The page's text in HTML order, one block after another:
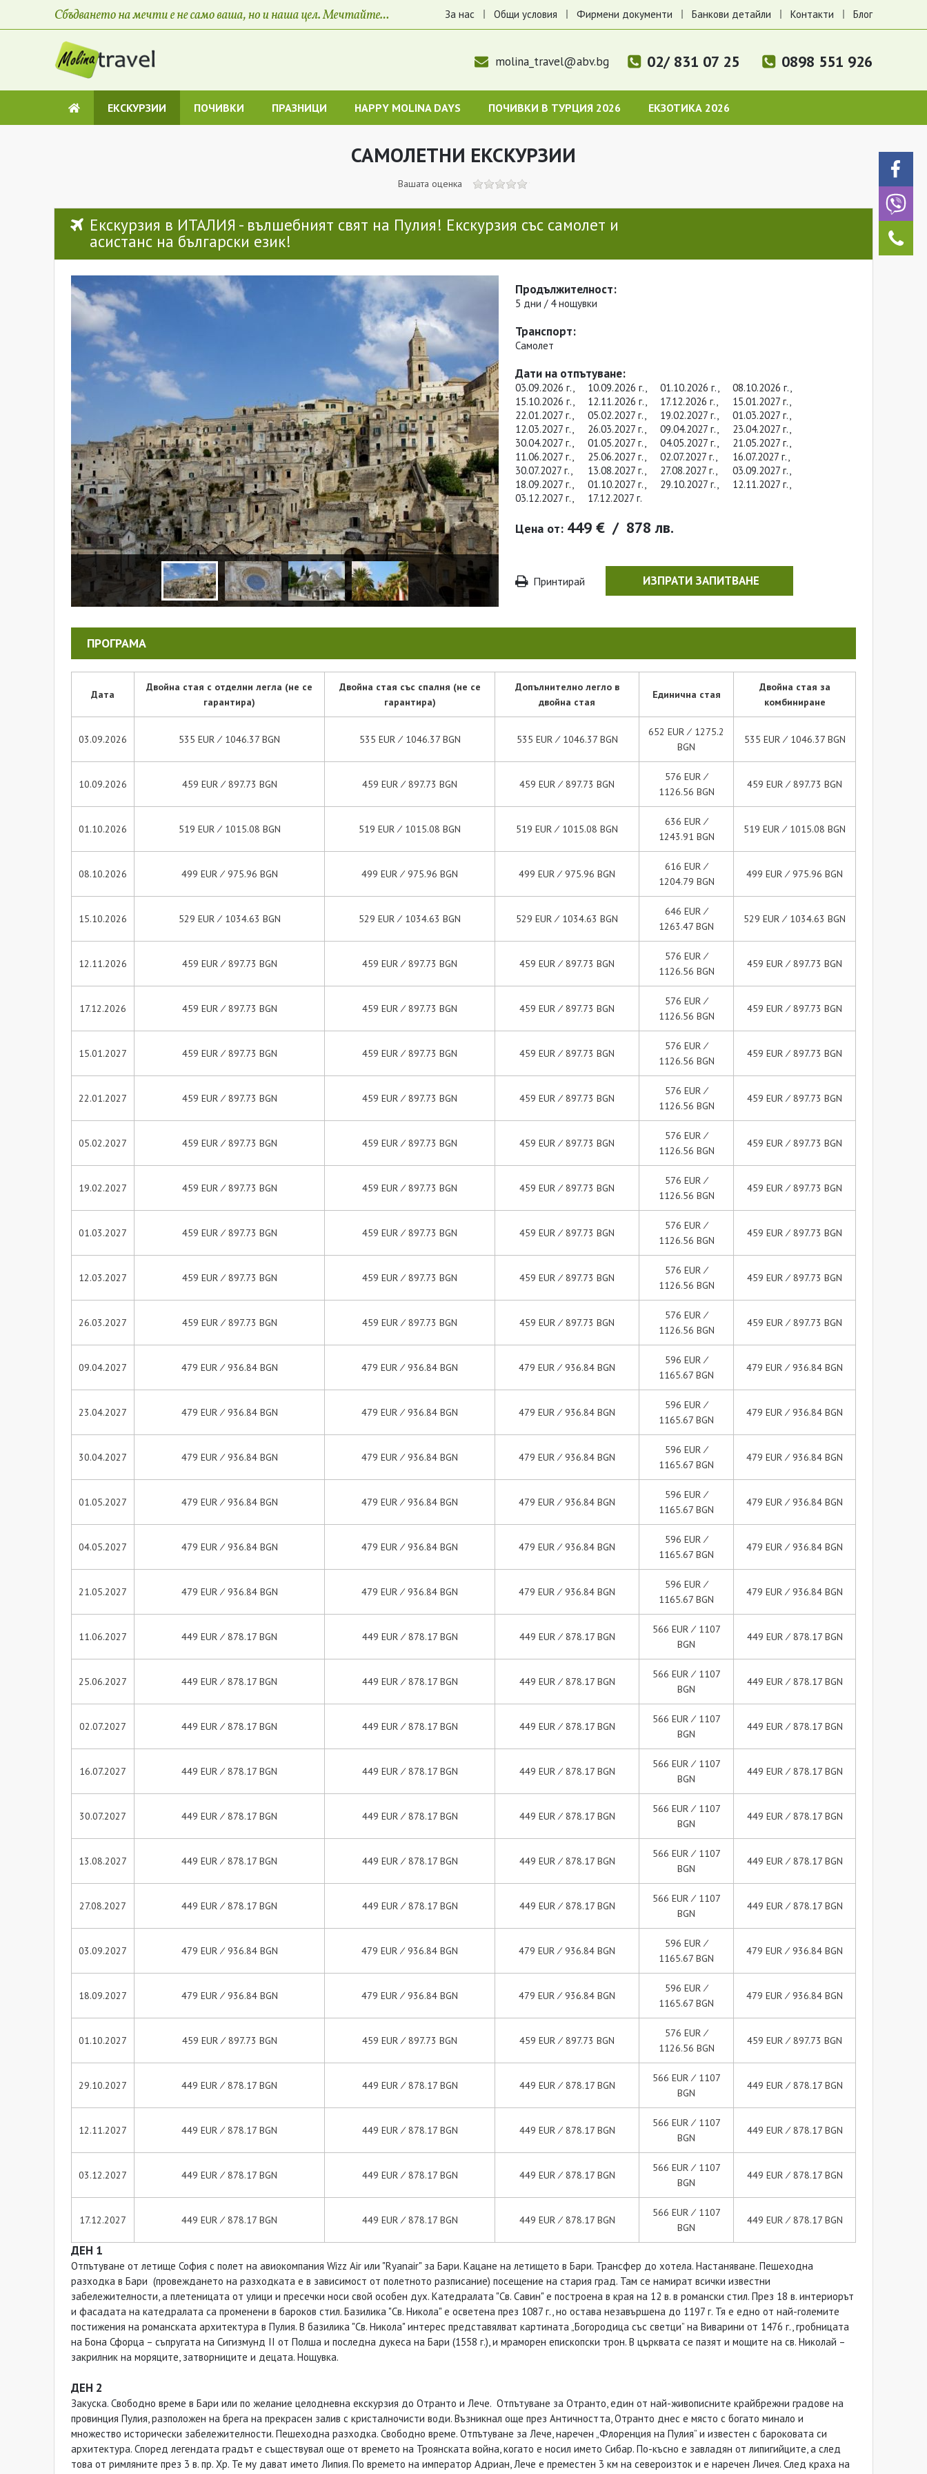
За нас Общи условия Фирмени документи Банкови детайли Контакти Блог
02/ 831 07 25 0898 551 926
molina_travel@abv.bg
ЕКСКУРЗИИ ПОЧИВКИ ПРАЗНИЦИ HAPPY MOLINA DAYS ПОЧИВКИ В ТУРЦИЯ 2026 ЕКЗОТИКА 2026
САМОЛЕТНИ ЕКСКУРЗИИ
Вашата оценка
Екскурзия в ИТАЛИЯ - вълшебният свят на Пулия! Екскурзия със самолет и
асистанс на български език!
Продължителност:
5 дни / 4 нощувки
Транспорт:
Самолет
Дати на отпътуване:
03.09.2026 г., 10.09.2026 г., 01.10.2026 г.,
08.10.2026 г.,
15.10.2026 г.,
12.11.2026 г., 17.12.2026 г.,
15.01.2027 г.,
22.01.2027 г.,
05.02.2027 г., 19.02.2027 г.,
01.03.2027 г.,
12.03.2027 г.,
26.03.2027 г., 09.04.2027 г.,
23.04.2027 г.,
30.04.2027 г.,
01.05.2027 г., 04.05.2027 г.,
21.05.2027 г.,
11.06.2027 г.,
25.06.2027 г., 02.07.2027 г.,
16.07.2027 г.,
30.07.2027 г.,
13.08.2027 г., 27.08.2027 г.,
03.09.2027 г.,
18.09.2027 г.,
01.10.2027 г., 29.10.2027 г.,
12.11.2027 г.,
03.12.2027 г.,
17.12.2027 г.
Цена от: 449 € / 878 лв.
Принтирай ИЗПРАТИ ЗАПИТВАНЕ
ПРОГРАМА
Дата
Двойна стая с отделни легла (не се
гарантира)
Двойна стая със спалня (не се
гарантира)
Допълнително легло в
двойна стая
Единична стая
Двойна стая за
комбиниране
03.09.2026 535 EUR ∕ 1046.37 BGN 535 EUR ∕ 1046.37 BGN 535 EUR ∕ 1046.37 BGN
652 EUR ∕ 1275.2
BGN
535 EUR ∕ 1046.37 BGN
10.09.2026 459 EUR ∕ 897.73 BGN 459 EUR ∕ 897.73 BGN 459 EUR ∕ 897.73 BGN
576 EUR ∕
1126.56 BGN
459 EUR ∕ 897.73 BGN
01.10.2026 519 EUR ∕ 1015.08 BGN 519 EUR ∕ 1015.08 BGN 519 EUR ∕ 1015.08 BGN
636 EUR ∕
1243.91 BGN
519 EUR ∕ 1015.08 BGN
08.10.2026 499 EUR ∕ 975.96 BGN 499 EUR ∕ 975.96 BGN 499 EUR ∕ 975.96 BGN
616 EUR ∕
1204.79 BGN
499 EUR ∕ 975.96 BGN
15.10.2026 529 EUR ∕ 1034.63 BGN 529 EUR ∕ 1034.63 BGN 529 EUR ∕ 1034.63 BGN
646 EUR ∕
1263.47 BGN
529 EUR ∕ 1034.63 BGN
12.11.2026 459 EUR ∕ 897.73 BGN 459 EUR ∕ 897.73 BGN 459 EUR ∕ 897.73 BGN
576 EUR ∕
1126.56 BGN
459 EUR ∕ 897.73 BGN
17.12.2026 459 EUR ∕ 897.73 BGN 459 EUR ∕ 897.73 BGN 459 EUR ∕ 897.73 BGN
576 EUR ∕
1126.56 BGN
459 EUR ∕ 897.73 BGN
15.01.2027 459 EUR ∕ 897.73 BGN 459 EUR ∕ 897.73 BGN 459 EUR ∕ 897.73 BGN
576 EUR ∕
1126.56 BGN
459 EUR ∕ 897.73 BGN
22.01.2027 459 EUR ∕ 897.73 BGN 459 EUR ∕ 897.73 BGN 459 EUR ∕ 897.73 BGN
576 EUR ∕
1126.56 BGN
459 EUR ∕ 897.73 BGN
05.02.2027 459 EUR ∕ 897.73 BGN 459 EUR ∕ 897.73 BGN 459 EUR ∕ 897.73 BGN
576 EUR ∕
1126.56 BGN
459 EUR ∕ 897.73 BGN
19.02.2027 459 EUR ∕ 897.73 BGN 459 EUR ∕ 897.73 BGN 459 EUR ∕ 897.73 BGN
576 EUR ∕
1126.56 BGN
459 EUR ∕ 897.73 BGN
01.03.2027 459 EUR ∕ 897.73 BGN 459 EUR ∕ 897.73 BGN 459 EUR ∕ 897.73 BGN
576 EUR ∕
1126.56 BGN
459 EUR ∕ 897.73 BGN
12.03.2027 459 EUR ∕ 897.73 BGN 459 EUR ∕ 897.73 BGN 459 EUR ∕ 897.73 BGN
576 EUR ∕
1126.56 BGN
459 EUR ∕ 897.73 BGN
26.03.2027 459 EUR ∕ 897.73 BGN 459 EUR ∕ 897.73 BGN 459 EUR ∕ 897.73 BGN
576 EUR ∕
1126.56 BGN
459 EUR ∕ 897.73 BGN
09.04.2027 479 EUR ∕ 936.84 BGN 479 EUR ∕ 936.84 BGN 479 EUR ∕ 936.84 BGN
596 EUR ∕
1165.67 BGN
479 EUR ∕ 936.84 BGN
23.04.2027 479 EUR ∕ 936.84 BGN 479 EUR ∕ 936.84 BGN 479 EUR ∕ 936.84 BGN
596 EUR ∕
1165.67 BGN
479 EUR ∕ 936.84 BGN
30.04.2027 479 EUR ∕ 936.84 BGN 479 EUR ∕ 936.84 BGN 479 EUR ∕ 936.84 BGN
596 EUR ∕
1165.67 BGN
479 EUR ∕ 936.84 BGN
01.05.2027 479 EUR ∕ 936.84 BGN 479 EUR ∕ 936.84 BGN 479 EUR ∕ 936.84 BGN
596 EUR ∕
1165.67 BGN
479 EUR ∕ 936.84 BGN
04.05.2027 479 EUR ∕ 936.84 BGN 479 EUR ∕ 936.84 BGN 479 EUR ∕ 936.84 BGN
596 EUR ∕
1165.67 BGN
479 EUR ∕ 936.84 BGN
21.05.2027 479 EUR ∕ 936.84 BGN 479 EUR ∕ 936.84 BGN 479 EUR ∕ 936.84 BGN
596 EUR ∕
1165.67 BGN
479 EUR ∕ 936.84 BGN
11.06.2027 449 EUR ∕ 878.17 BGN 449 EUR ∕ 878.17 BGN 449 EUR ∕ 878.17 BGN
566 EUR ∕ 1107
BGN
449 EUR ∕ 878.17 BGN
25.06.2027 449 EUR ∕ 878.17 BGN 449 EUR ∕ 878.17 BGN 449 EUR ∕ 878.17 BGN
566 EUR ∕ 1107
BGN
449 EUR ∕ 878.17 BGN
02.07.2027 449 EUR ∕ 878.17 BGN 449 EUR ∕ 878.17 BGN 449 EUR ∕ 878.17 BGN
566 EUR ∕ 1107
BGN
449 EUR ∕ 878.17 BGN
16.07.2027 449 EUR ∕ 878.17 BGN 449 EUR ∕ 878.17 BGN 449 EUR ∕ 878.17 BGN
566 EUR ∕ 1107
BGN
449 EUR ∕ 878.17 BGN
30.07.2027 449 EUR ∕ 878.17 BGN 449 EUR ∕ 878.17 BGN 449 EUR ∕ 878.17 BGN
566 EUR ∕ 1107
BGN
449 EUR ∕ 878.17 BGN
13.08.2027 449 EUR ∕ 878.17 BGN 449 EUR ∕ 878.17 BGN 449 EUR ∕ 878.17 BGN
566 EUR ∕ 1107
BGN
449 EUR ∕ 878.17 BGN
27.08.2027 449 EUR ∕ 878.17 BGN 449 EUR ∕ 878.17 BGN 449 EUR ∕ 878.17 BGN
566 EUR ∕ 1107
BGN
449 EUR ∕ 878.17 BGN
03.09.2027 479 EUR ∕ 936.84 BGN 479 EUR ∕ 936.84 BGN 479 EUR ∕ 936.84 BGN
596 EUR ∕
1165.67 BGN
479 EUR ∕ 936.84 BGN
18.09.2027 479 EUR ∕ 936.84 BGN 479 EUR ∕ 936.84 BGN 479 EUR ∕ 936.84 BGN
596 EUR ∕
1165.67 BGN
479 EUR ∕ 936.84 BGN
01.10.2027 459 EUR ∕ 897.73 BGN 459 EUR ∕ 897.73 BGN 459 EUR ∕ 897.73 BGN
576 EUR ∕
1126.56 BGN
459 EUR ∕ 897.73 BGN
29.10.2027 449 EUR ∕ 878.17 BGN 449 EUR ∕ 878.17 BGN 449 EUR ∕ 878.17 BGN
566 EUR ∕ 1107
BGN
449 EUR ∕ 878.17 BGN
12.11.2027 449 EUR ∕ 878.17 BGN 449 EUR ∕ 878.17 BGN 449 EUR ∕ 878.17 BGN
566 EUR ∕ 1107
BGN
449 EUR ∕ 878.17 BGN
03.12.2027 449 EUR ∕ 878.17 BGN 449 EUR ∕ 878.17 BGN 449 EUR ∕ 878.17 BGN
566 EUR ∕ 1107
BGN
449 EUR ∕ 878.17 BGN
17.12.2027 449 EUR ∕ 878.17 BGN 449 EUR ∕ 878.17 BGN 449 EUR ∕ 878.17 BGN
566 EUR ∕ 1107
BGN
449 EUR ∕ 878.17 BGN
ДЕН 1
Отпътуване от летище София с полет на авиокомпания Wizz Air или "Ryanair" за Бари. Кацане на летището в Бари. Трансфер до хотела. Настаняване. Пешеходна
разходка в Бари (провеждането на разходката е в зависимост от полетното разписание) посещение на стария град. Там се намират всички известни
забележителности, а плетеницата от улици и пресечки носи свой особен дух. Катедралата "Св. Савин" е построена в края на 12 в. в романски стил. През 18 в. интериорът
и фасадата на катедралата са променени в бароков стил. Базилика "Св. Никола" е осветена през 1087 г., но остава незавършена до 1197 г. Тя е едно от най-големите
постижения на романската архитектура в Пулия. В базилика "Св. Никола" интерес представялват картината „Богородица със светци” на Виварини от 1476 г., гробницата
на Бона Сфорца – съпругата на Сигизмунд ІІ от Полша и последна дукеса на Бари (1558 г.), и мраморен епископски трон. В църквата се пазят и мощите на св. Николай –
закрилник на моряците, затворниците и децата. Нощувка.
ДЕН 2
Закуска. Свободно време в Бари или по желание целодневна екскурзия до Отранто и Лече. Отпътуване за Отранто, един от най-живописните крайбрежни градове на
провинция Пулия, разположен на брега на прекрасен залив с кристалночисти води. Възникнал още през Античността, Отранто днес е място с богато минало и
множество исторически забележителности. Пешеходна разходка. Свободно време. Отпътуване за Лече, наречен „Флоренция на Пулия” и известен с бароковата си
архитектура. Според легендата градът е съществувал още от времето на Троянската война, когато е носил името Сибар. По-късно е завладян от липигийците, а след
това от римляните през 3 в. пр. Хр. Те му дават името Липия. По времето на император Адриан, Лече е преместен 3 км на североизток и е наречен Личея. След краха на